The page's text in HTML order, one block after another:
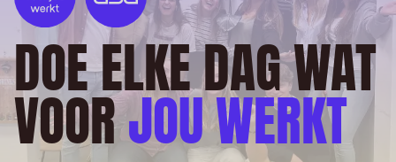
DOE ELKE DAG WAT
VOORJOU WERKT